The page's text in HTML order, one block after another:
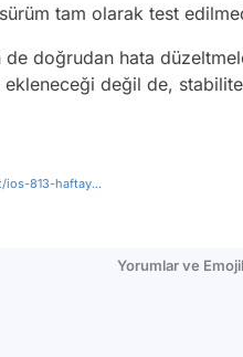
tam olarak test
de doğrudan hata
değil de,
813-haftay...
Yorumlar ve